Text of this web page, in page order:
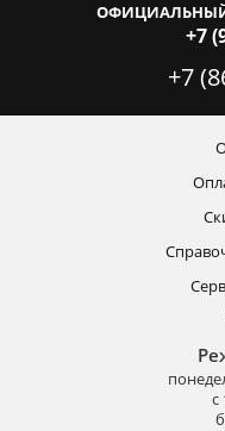
ОФИЦИАЛЬНЫЙ
+7
+7
с